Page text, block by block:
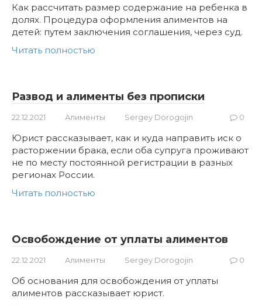
Как рассчитать размер содержание на ребенка в
долях. Процедура оформления алиментов на
детей: путем заключения соглашения, через суд.
Читать полностью
Развод и алименты без прописки
22.12.2021 Алименты Sergey Dorogojin 0
Юрист рассказывает, как и куда направить иск о
расторжении брака, если оба супруга проживают
не по месту постоянной регистрации в разных
регионах России.
Читать полностью
Освобождение от уплаты алиментов
22.12.2021 Алименты Sergey Dorogojin 0
Об основания для освобождения от уплаты
алиментов рассказывает юрист.